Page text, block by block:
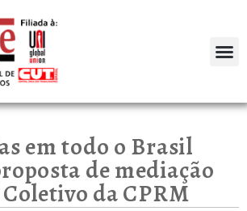
em todo o Brasil
de mediação
da CPRM